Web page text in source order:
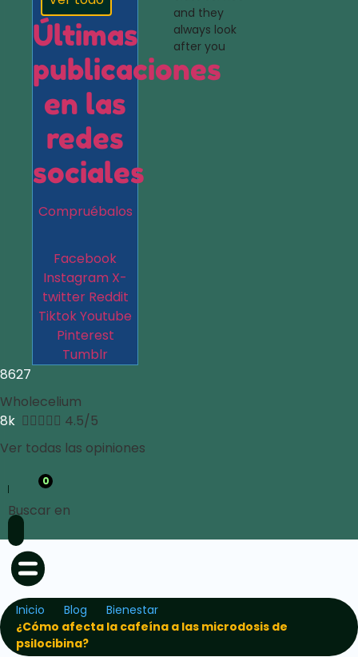
and they
always look
after you
Últimas
publicaciones
en las
redes
sociales
Compruébalos
Facebook
Instagram X-
twitter Reddit
TiktokYoutube
Pinterest
Tumblr
8627
Wholecelium
8k  4.5/5
Ver todas las opiniones
0
Buscar en
Inicio Blog
Bienestar
¿Cómo afecta la cafeína a las microdosis de
psilocibina?